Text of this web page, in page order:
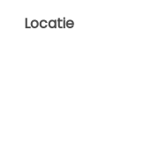
Locatie